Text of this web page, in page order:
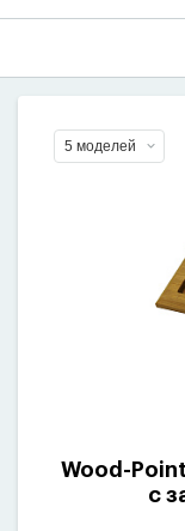
5 моделей
Wood-
с